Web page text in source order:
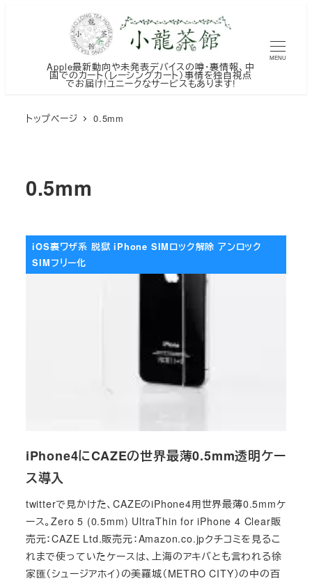
Apple最新動向や未発表デバイスの噂・裏情報、中
国でのカート（レーシングカート）事情を独自視点
でお届け!ユニークなサービスもあります!
MENU
トップページ 0.5mm
0.5mm
iOS裏ワザ系 脱獄 iPhone SIMロック解除 アンロック
SIMフリー化
iPhone4にCAZEの世界最薄0.5mm透明ケー
ス導入
twitterで見かけた、CAZEのiPhone4用世界最薄0.5mmケ
ース。Zero 5 (0.5mm) UltraThin for iPhone 4 Clear販
売元：CAZE Ltd.販売元：Amazon.co.jpクチコミを見るこ
れまで使っていたケースは、上海のアキバとも言われる徐
家匯（シュージアホイ）の美羅城（METRO CITY）の中の百